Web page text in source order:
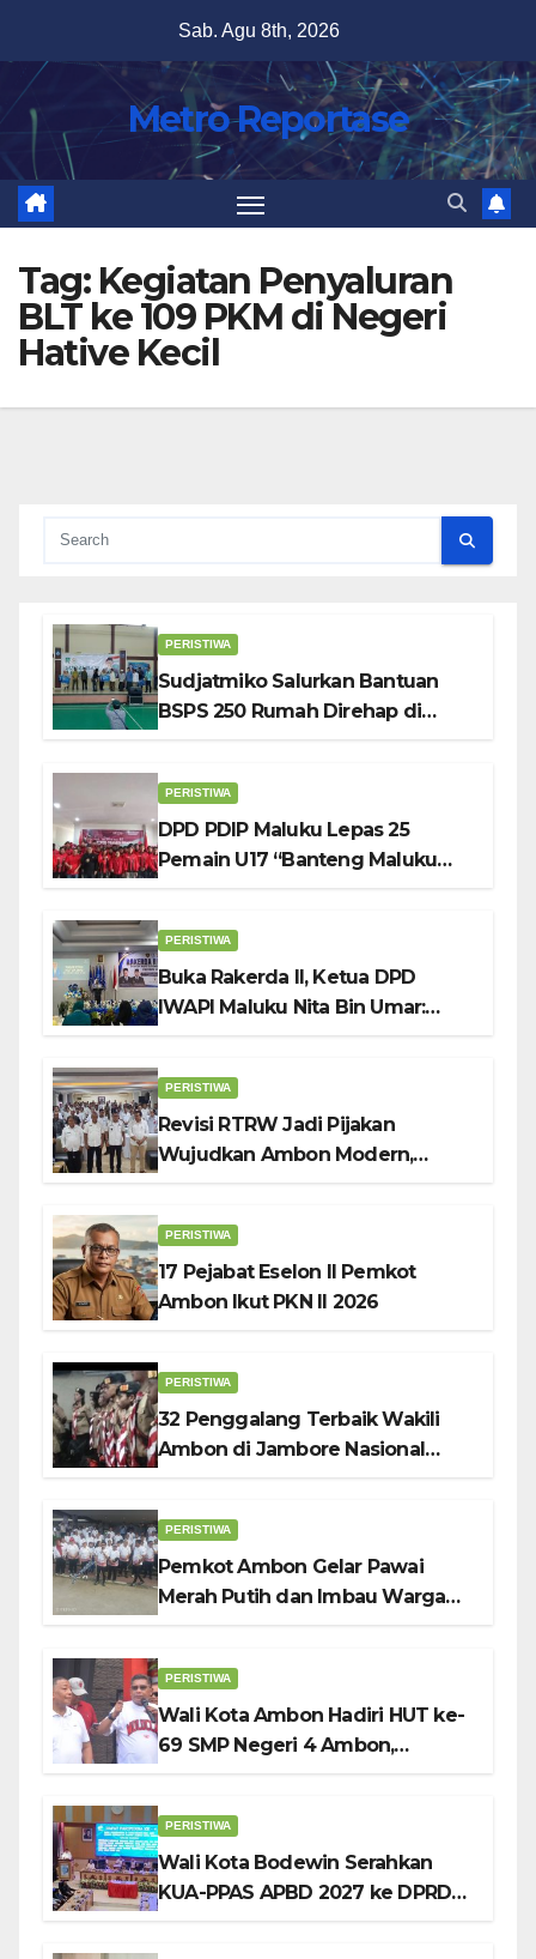
content
Sab. Agu 8th, 2026
Metro Reportase
Tag: Kegiatan Penyaluran
BLT ke 109 PKM di Negeri
Hative Kecil
PERISTIWA
Sudjatmiko Salurkan Bantuan
BSPS 250 Rumah Direhap di
PERISTIWA
DPD PDIP Maluku Lepas 25
Pemain U17 “Banteng Maluku
PERISTIWA
Buka Rakerda II, Ketua DPD
IWAPI Maluku Nita Bin Umar:
PERISTIWA
Revisi RTRW Jadi Pijakan
Wujudkan Ambon Modern,
PERISTIWA
17 Pejabat Eselon II Pemkot
Ambon Ikut PKN II 2026
PERISTIWA
32 Penggalang Terbaik Wakili
Ambon di Jambore Nasional
PERISTIWA
Pemkot Ambon Gelar Pawai
Merah Putih dan Imbau Warga
PERISTIWA
Wali Kota Ambon Hadiri HUT ke-
69 SMP Negeri 4 Ambon,
PERISTIWA
Wali Kota Bodewin Serahkan
KUA-PPAS APBD 2027 ke DPRD